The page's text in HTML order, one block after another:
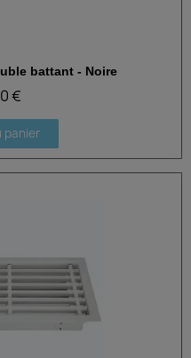
battant - Noire
€
panier